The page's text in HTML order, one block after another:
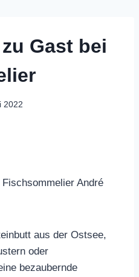
Gast bei
2022
André
aus der Ostsee,
oder
bezaubernde